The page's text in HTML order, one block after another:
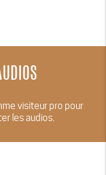
visiteur pro pour
les audios.